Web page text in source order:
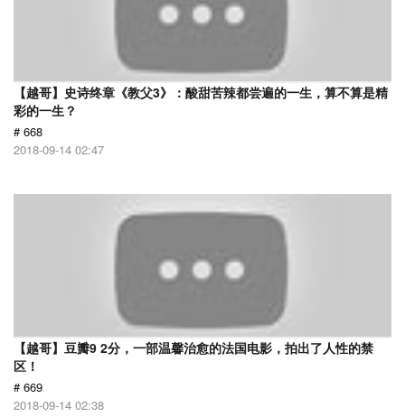
【越哥】史诗终章《教父3》：酸甜苦辣都尝遍的一生，算不算是精
彩的一生？
# 668
2018-09-14 02:47
【越哥】豆瓣9 2分，一部温馨治愈的法国电影，拍出了人性的禁
区！
# 669
2018-09-14 02:38